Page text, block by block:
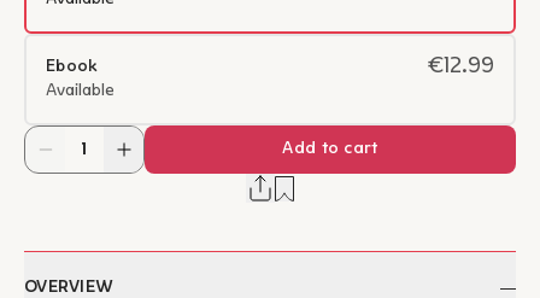
Ebook €12.99
Available
Add to cart
OVERVIEW